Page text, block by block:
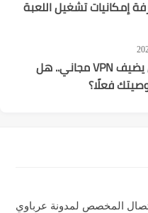
فايرفوكس يضيف VPN مجاني.. هل
فعلًا؟